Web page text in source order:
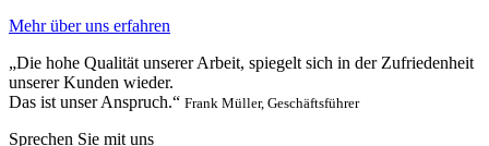
Mehr über uns erfahren
„Die hohe Qualität unserer Arbeit, spiegelt sich in der Zufriedenheit
unserer Kunden wieder.
Das ist unser Anspruch.“ Frank Müller, Geschäftsführer
Sprechen Sie mit uns